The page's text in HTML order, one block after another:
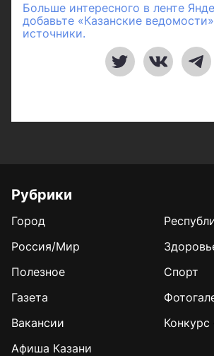
Больше интересного в ленте
добавьте «Казанские
источники.
Рубрики
Город
Россия/Мир
Полезное
Спорт
Газета
Вакансии
Афиша Казани